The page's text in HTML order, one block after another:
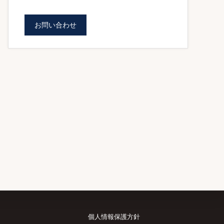
お問い合わせ
個人情報保護方針